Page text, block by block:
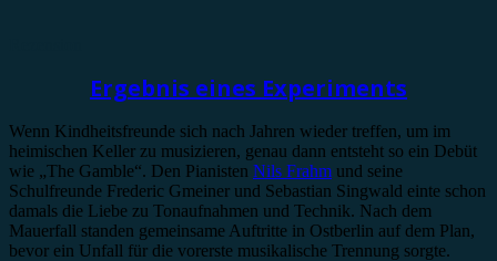
Ergebnis eines Experiments
Wenn Kindheitsfreunde sich nach Jahren wieder treffen, um im
heimischen Keller zu musizieren, genau dann entsteht so ein Debüt
wie „The Gamble“. Den Pianisten Nils Frahm und seine
Schulfreunde Frederic Gmeiner und Sebastian Singwald einte schon
damals die Liebe zu Tonaufnahmen und Technik. Nach dem
Mauerfall standen gemeinsame Auftritte in Ostberlin auf dem Plan,
bevor ein Unfall für die vorerste musikalische Trennung sorgte.